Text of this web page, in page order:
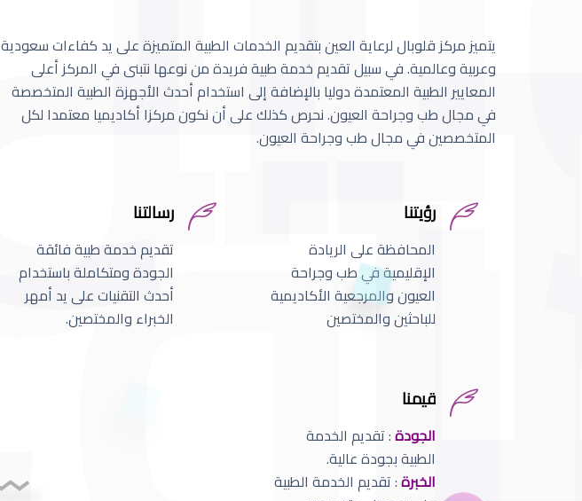
يتميز مركز قلوبال لرعاية العين بتقديم الخدمات الطبية المتميزة على يد كفاءات سعودية
وعربية وعالمية. في سبيل تقديم خدمة طبية فريدة من نوعها نتبنى في المركز أعلى
المعايير الطبية المعتمدة دوليا بالإضافة إلى استخدام أحدث الأجهزة الطبية المتخصصة
في مجال طب وجراحة العيون. نحرص كذلك على أن نكون مركزا أكاديميا معتمدا لكل
المتخصصين في مجال طب وجراحة العيون.
رؤيتنا
المحافظة على الريادة
الإقليمية في طب وجراحة
العيون والمرجعية الأكاديمية
للباحثين والمختصين
رسالتنا
تقديم خدمة طبية فائقة
الجودة ومتكاملة باستخدام
أحدث التقنيات على يد أمهر
الخبراء والمختصين.
قيمنا
الجودة: تقديم الخدمة
الطبية بجودة عالية.
الخبرة: تقديم الخدمة الطبية